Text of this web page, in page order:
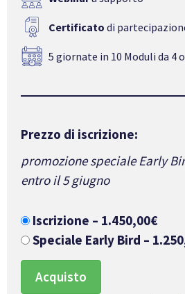
Certificato di
5 giornate in 10 Moduli da 4
Prezzo di iscrizione:
promozione speciale Early
entro il 5 giugno
Iscrizione – 1.450,00€
Speciale Early Bird –
Acquisto